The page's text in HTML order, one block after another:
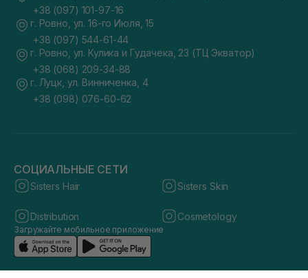
+38 (097) 101-97-16
г. Ровно, ул. 16-го Июля, 15
+38 (097) 544-61-44
г. Ровно, ул. Кулика и Гудачека, 23 (ТЦ Экватор)
+38 (068) 209-34-88
г. Луцк, ул. Винниченка, 4
+38 (098) 076-60-62
СОЦИАЛЬНЫЕ СЕТИ
Sisters Hair Sisters Skin
Distribution Cosmetology
Загружайте мобильное приложение